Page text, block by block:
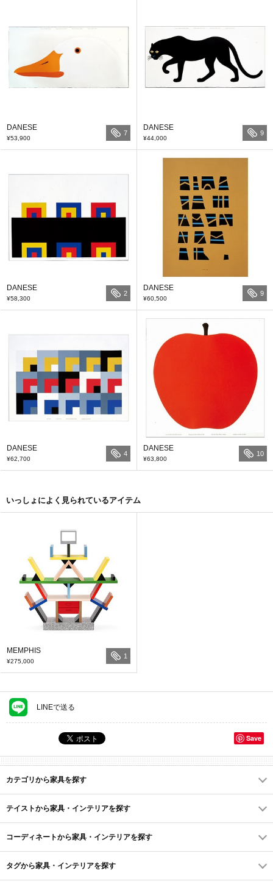
DANESE
¥53,900
7
DANESE
¥44,000
9
DANESE
¥58,300
2
DANESE
¥60,500
9
DANESE
¥62,700
4
DANESE
¥63,800
10
いっしょによく見られているアイテム
MEMPHIS
¥275,000
1
LINEで送る
Save
カテゴリから家具を探す
テイストから家具・インテリアを探す
コーディネートから家具・インテリアを探す
タグから家具・インテリアを探す